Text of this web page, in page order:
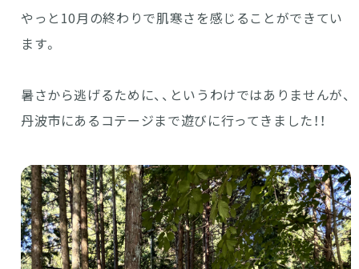
やっと10月の終わりで肌寒さを感じることができてい
ます。
暑さから逃げるために、、というわけではありませんが、
丹波市にあるコテージまで遊びに行ってきました！！